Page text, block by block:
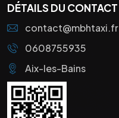
DÉTAILS DU CONTACT
contact@mbhtaxi.fr
0608755935
Aix-les-Bains